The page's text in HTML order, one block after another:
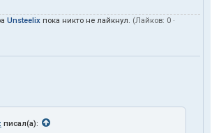
Unsteelix пока никто не лайкнул. (Лайков: 0 ·
писал(а):